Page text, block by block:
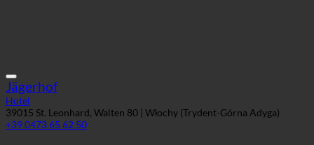
Jägerhof
Hotel
39015 St. Leonhard, Walten 80 | Włochy (Trydent-Górna Adyga)
+39 0473 65 62 50